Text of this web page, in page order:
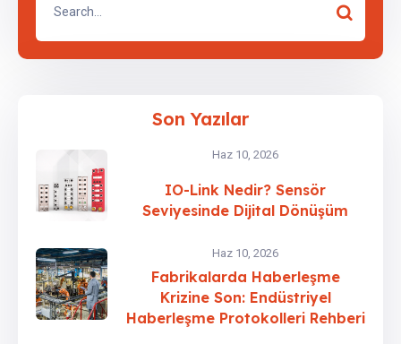
Son Yazılar
Haz 10, 2026
IO-Link Nedir? Sensör
Seviyesinde Dijital Dönüşüm
Haz 10, 2026
Fabrikalarda Haberleşme
Krizine Son: Endüstriyel
Haberleşme Protokolleri Rehberi